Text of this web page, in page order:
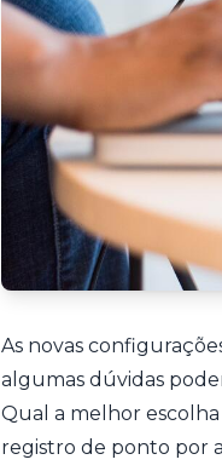
As novas
algumas dúvidas
Qual a melhor
registro de ponto por